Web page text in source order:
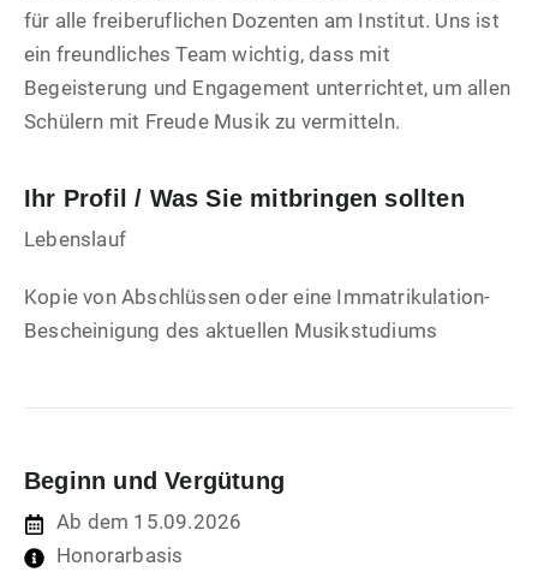
für alle freiberuflichen Dozenten am Institut. Uns ist
ein freundliches Team wichtig, dass mit
Begeisterung und Engagement unterrichtet, um allen
Schülern mit Freude Musik zu vermitteln.
Ihr Profil / Was Sie mitbringen sollten
Lebenslauf
Kopie von Abschlüssen oder eine Immatrikulation-
Bescheinigung des aktuellen Musikstudiums
Beginn und Vergütung
Ab dem 15.09.2026
Honorarbasis